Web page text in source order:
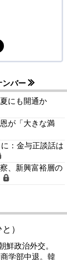
ンバー
にも開通か
が「大きな満
：金与正談話は
、新興富裕層の
）
鮮政治外交。
学部中退。韓